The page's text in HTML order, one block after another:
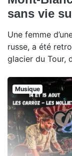
sans vie
Une femme
russe, a été
glacier du Tour,
Musique